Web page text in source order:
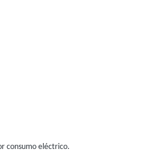
consumo eléctrico.